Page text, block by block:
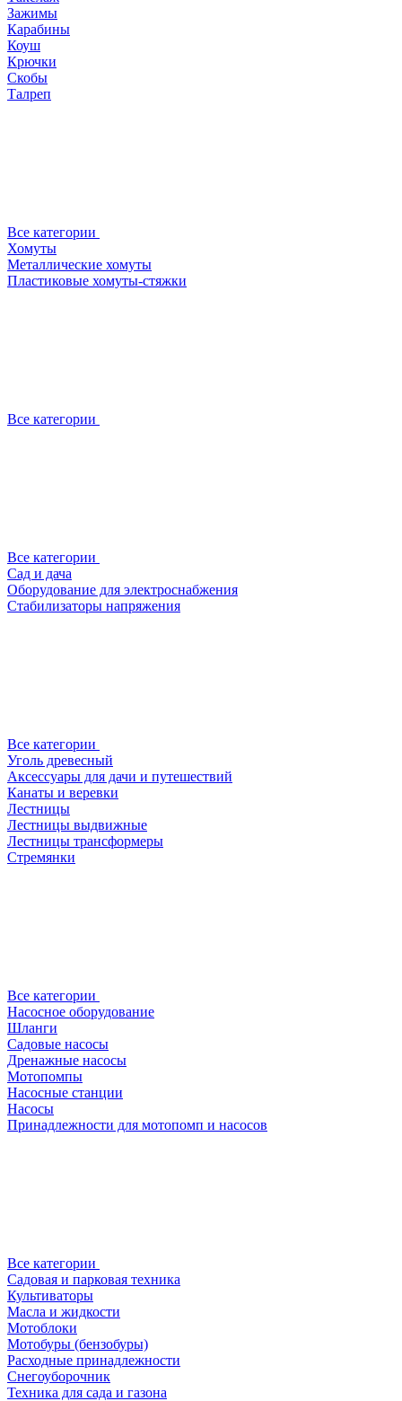
Зажимы
Карабины
Коуш
Крючки
Скобы
Талреп
Все категории
Хомуты
Металлические хомуты
Пластиковые хомуты-стяжки
Все категории
Все категории
Сад и дача
Оборудование для электроснабжения
Стабилизаторы напряжения
Все категории
Уголь древесный
Аксессуары для дачи и путешествий
Канаты и веревки
Лестницы
Лестницы выдвижные
Лестницы трансформеры
Стремянки
Все категории
Насосное оборудование
Шланги
Садовые насосы
Дренажные насосы
Мотопомпы
Насосные станции
Насосы
Принадлежности для мотопомп и насосов
Все категории
Садовая и парковая техника
Культиваторы
Масла и жидкости
Мотоблоки
Мотобуры (бензобуры)
Расходные принадлежности
Снегоуборочник
Техника для сада и газона